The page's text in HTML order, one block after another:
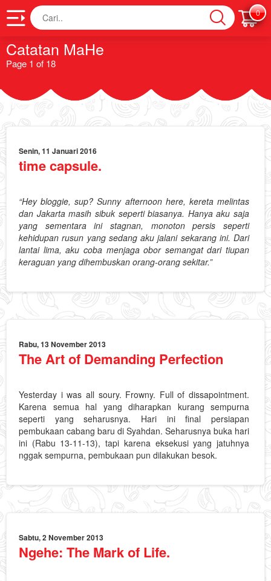
Cari 0
Catatan MaHe
Page 1 of 18
Senin, 11 Januari 2016
time capsule.
“Hey bloggie, sup? Sunny afternoon here, kereta melintas
dan Jakarta masih sibuk seperti biasanya. Hanya aku saja
yang sementara ini stagnan, monoton persis seperti
kehidupan rusun yang sedang aku jalani sekarang ini. Dari
lantai lima, aku coba menjaga obor semangat dari tiupan
keraguan yang dihembuskan orang-orang sekitar.”
Rabu, 13 November 2013
The Art of Demanding Perfection
Yesterday i was all soury. Frowny. Full of dissapointment.
Karena semua hal yang diharapkan kurang sempurna
seperti yang seharusnya. Hari ini final persiapan
pembukaan cabang baru di Syahdan. Seharusnya buka hari
ini (Rabu 13-11-13), tapi karena eksekusi yang jatuhnya
nggak sempurna, pembukaan pun dilakukan besok.
Sabtu, 2 November 2013
Ngehe: The Mark of Life.